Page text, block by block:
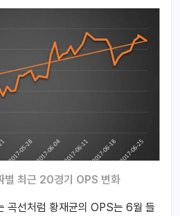
별 최근 20경기 OPS 변화
곡선처럼 황재균의 OPS는 6월 들